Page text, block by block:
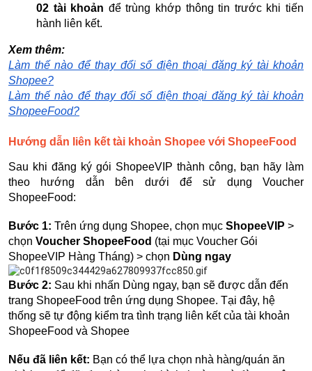
02 tài khoản để trùng khớp thông tin trước khi tiến
hành liên kết.
Xem thêm:
Làm thế nào để thay đổi số điện thoại đăng ký tài khoản
Shopee?
Làm thế nào để thay đổi số điện thoại đăng ký tài khoản
ShopeeFood?
Hướng dẫn liên kết tài khoản Shopee với ShopeeFood
Sau khi đăng ký gói ShopeeVIP thành công, bạn hãy làm
theo hướng dẫn bên dưới để sử dụng Voucher
ShopeeFood:
Bước 1: Trên ứng dụng Shopee, chọn mục ShopeeVIP >
chọn Voucher ShopeeFood (tại mục Voucher Gói
ShopeeVIP Hàng Tháng) > chọn Dùng ngay
Bước 2: Sau khi nhấn Dùng ngay, bạn sẽ được dẫn đến
trang ShopeeFood trên ứng dụng Shopee. Tại đây, hệ
thống sẽ tự động kiểm tra tình trạng liên kết của tài khoản
ShopeeFood và Shopee
Nếu đã liên kết: Bạn có thể lựa chọn nhà hàng/quán ăn